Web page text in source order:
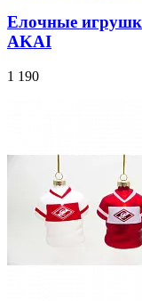
Елочные
AKAI
1 190